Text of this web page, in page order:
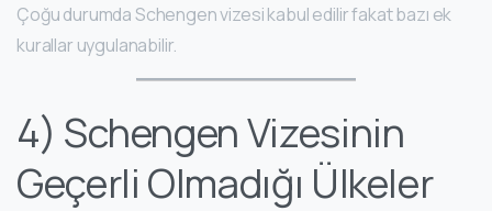
Çoğu durumda Schengen vizesi kabul edilir fakat bazı ek
kurallar uygulanabilir.
4) Schengen Vizesinin
Geçerli Olmadığı Ülkeler